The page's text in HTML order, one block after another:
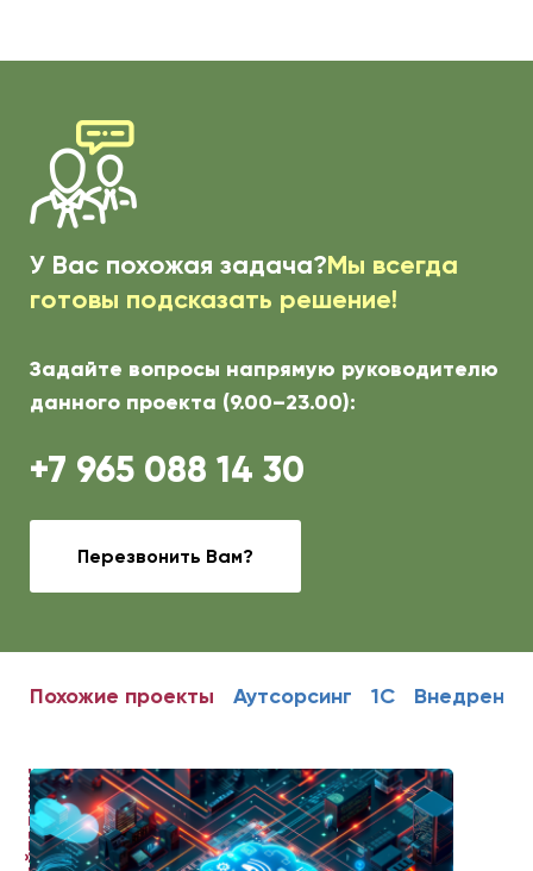
У Вас похожая задача?Мы всегда
готовы подсказать решение!
Задайте вопросы напрямую руководителю
данного проекта (9.00–23.00):
+7 965 088 14 30
Перезвонить Вам?
Похожие проекты Аутсорсинг 1С
ЧИТАЙТЕ ТАКЖЕ